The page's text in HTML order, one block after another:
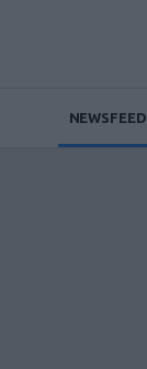
NEWSFEED